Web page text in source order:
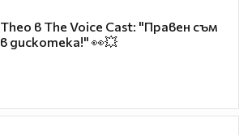
Theo в The Voice Cast: "Правен съм
в дискотека!" 👀💥